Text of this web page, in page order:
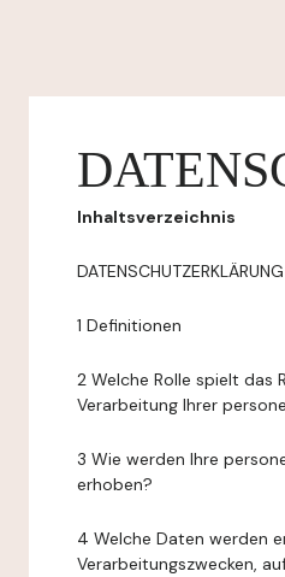
Inhaltsverzeichnis
DATENSCHUTZERKLÄRUNG
1 Definitionen
2 Welche Rolle spielt das
Verarbeitung Ihrer
3 Wie werden Ihre
erhoben?
4 Welche Daten werden
Verarbeitungszwecken,